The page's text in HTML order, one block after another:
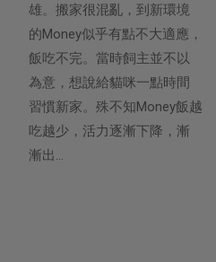
雄。搬家很混亂，到新環境
的Money似乎有點不大適應，
飯吃不完。當時飼主並不以
為意，想說給貓咪一點時間
習慣新家。殊不知Money飯越
吃越少，活力逐漸下降，漸
漸出...